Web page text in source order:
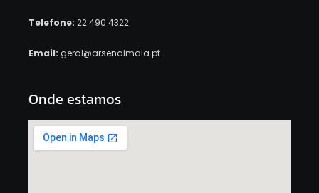
Telefone: 22 490 4322
Email: geral@arsenalmaia.pt
Onde estamos